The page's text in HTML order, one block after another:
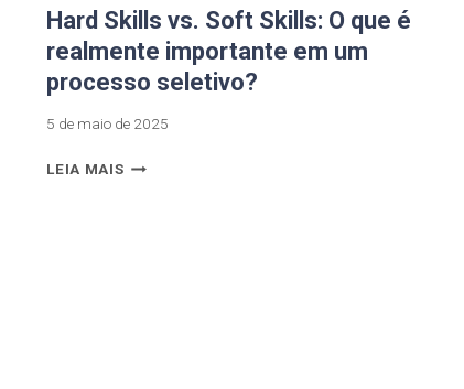
Hard Skills vs. Soft Skills: O que é
realmente importante em um
processo seletivo?
5 de maio de 2025
LEIA MAIS